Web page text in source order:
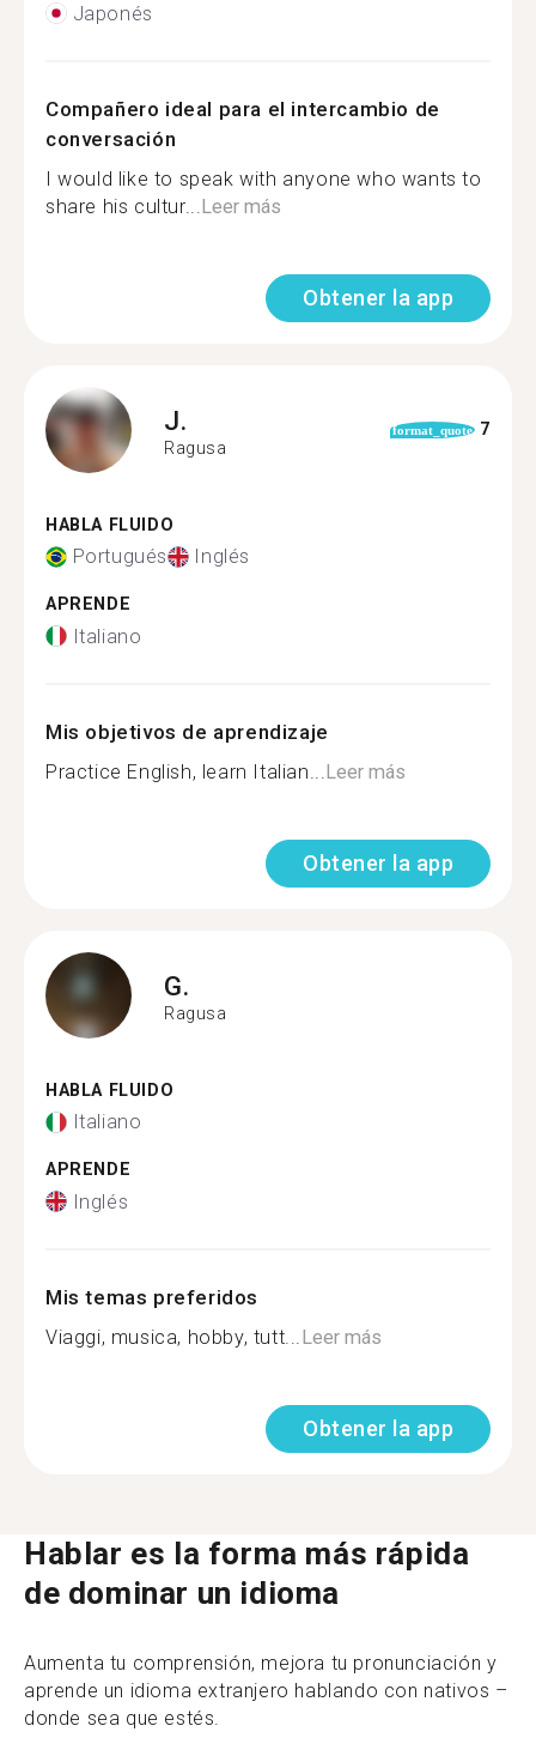
Japonés
Compañero ideal para el intercambio de
conversación
I would like to speak with anyone who wants to
share his cultur... Leer más
Obtener la app
J.
Ragusa
format_quote 7
HABLA FLUIDO
Portugués Inglés
APRENDE
Italiano
Mis objetivos de aprendizaje
Practice English, learn Italian... Leer más
Obtener la app
G.
Ragusa
HABLA FLUIDO
Italiano
APRENDE
Inglés
Mis temas preferidos
Viaggi, musica, hobby, tutt... Leer más
Obtener la app
Hablar es la forma más rápida
de dominar un idioma
Aumenta tu comprensión, mejora tu pronunciación y
aprende un idioma extranjero hablando con nativos –
donde sea que estés.